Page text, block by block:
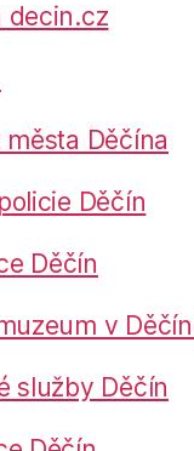
decin.cz
Děčína
Děčín
Děčín
v
služby Děčín